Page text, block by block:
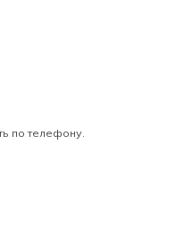
по телефону.